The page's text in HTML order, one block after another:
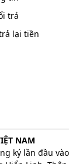
trả
lại tiền
NAM
ký lần đầu